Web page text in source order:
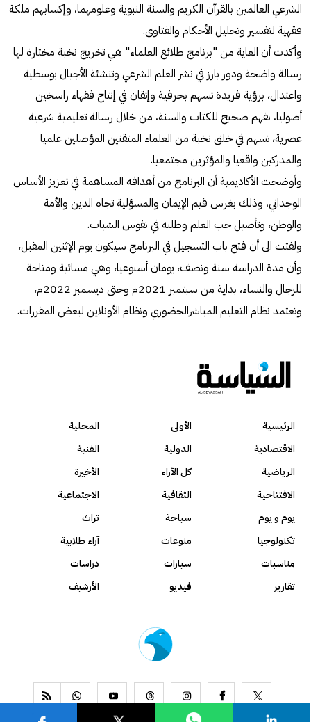
الشرعي العالمين بالقرآن الكريم والسنة النبوية وعلومهما، وإكسابهم ملكة
فقهية لتفسير وتحليل الأحكام والفتاوى.
وأكدت أن الغاية من "برنامج طلائع العلماء" هي تخريج نخبة مختارة لها
رسالة واضحة ودور بارز في نشر العلم الشرعي وتنشئة الأجيال بوسطية
واعتدال، برؤية فريدة تسهم بحرفية وإتقان في إنتاج فقهاء راسخين
أصوليا، بفهم صحيح للكتاب والسنة، من خلال رسالة تعليمية شرعية
عصرية، تسهم في خلق نخبة من العلماء المتقنين المؤصلين علميا
والمدركين واقعيا والمؤثرين مجتمعيا.
وأوضحت الأكاديمية أن البرنامج من أهدافه المساهمة في تعزيز الأساس
الوجداني، وذلك بغرس قيم الإيمان والمسؤلية تجاه الدين والأمة
والوطن، وتأصيل حب العلم وطلبه في نفوس الشباب.
ولفتت الى أن فتح باب التسجيل في البرنامج سيكون يوم الإثنين المقبل،
وأن مدة الدراسة سنة ونصف، يومان أسبوعيا، وهي مسائية ومتاحة
للرجال والنساء، بداية من سبتمبر 2021م وحتى ديسمبر 2022م،
وتعتمد نظام التعليم المباشرالحضوري ونظام الأونلاين لبعض المقررات.
الرئيسية الأولى
المحلية
الاقتصادية
الدولية
الفنية
الرياضية
كل الآراء
الأخيرة
الافتتاحية
الثقافية
الاجتماعية
يوم و يوم
سياحة
تراث
تكنولوجيا
منوعات
آراء طلابية
مناسبات
سيارات
دراسات
تقارير
فيديو الأرشيف